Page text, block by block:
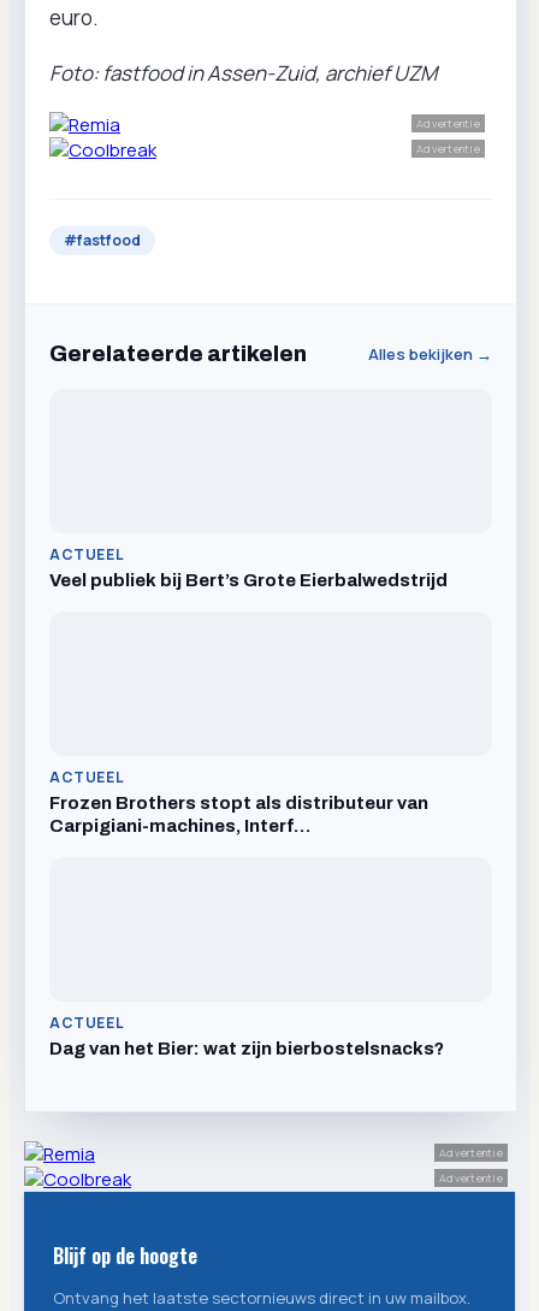
euro.
Foto: fastfood in Assen-Zuid, archief UZM
Advertentie
Advertentie
#fastfood
Gerelateerde artikelen Alles bekijken →
ACTUEEL
Veel publiek bij Bert’s Grote Eierbalwedstrijd
ACTUEEL
Frozen Brothers stopt als distributeur van
Carpigiani-machines, Interf…
ACTUEEL
Dag van het Bier: wat zijn bierbostelsnacks?
Advertentie
Advertentie
Blijf op de hoogte
Ontvang het laatste sectornieuws direct in uw mailbox.